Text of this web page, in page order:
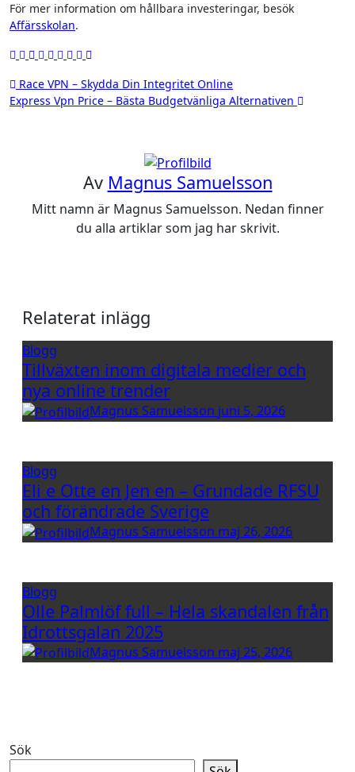
För mer information om hållbara investeringar, besök
Affärsskolan.
Inläggsnavigering
Race VPN – Skydda Din Integritet Online
Express Vpn Price – Bästa Budgetvänliga Alternativen
Av Magnus Samuelsson
Mitt namn är Magnus Samuelsson. Nedan finner
du alla artiklar som jag har skrivit.
Relaterat inlägg
Blogg
Tillväxten inom digitala medier och
nya online trender
Magnus Samuelsson juni 5, 2026
Blogg
Eli e Otte en Jen en – Grundade RFSU
och förändrade Sverige
Magnus Samuelsson maj 26, 2026
Blogg
Olle Palmlöf full – Hela skandalen från
Idrottsgalan 2025
Magnus Samuelsson maj 25, 2026
Sök